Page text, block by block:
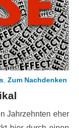
, Zum Nachdenken
Jahrzehnten eher